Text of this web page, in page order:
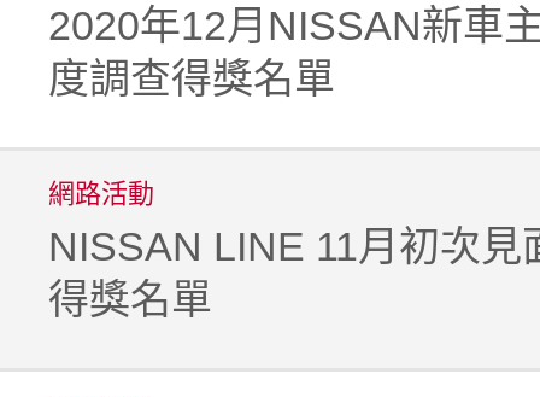
2020年12月NISSAN新車
度調查得獎名單
網路活動
NISSAN LINE 11月初次見
得獎名單